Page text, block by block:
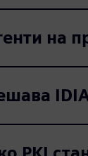
на